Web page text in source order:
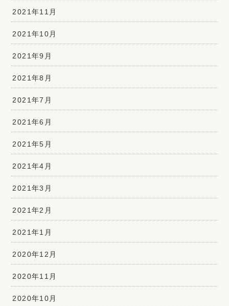
2021年11月
2021年10月
2021年9月
2021年8月
2021年7月
2021年6月
2021年5月
2021年4月
2021年3月
2021年2月
2021年1月
2020年12月
2020年11月
2020年10月